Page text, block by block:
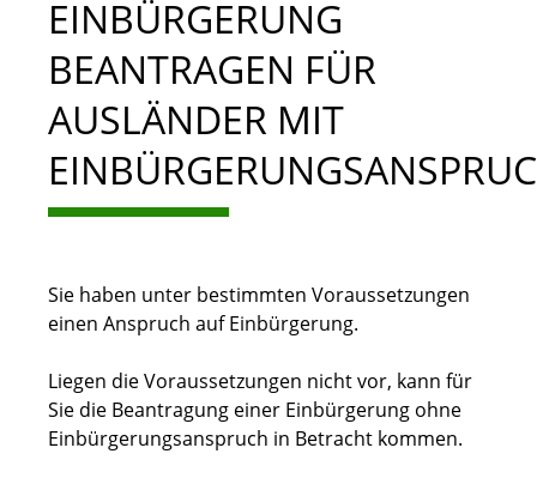
EINBÜRGERUNG
BEANTRAGEN FÜR
AUSLÄNDER MIT
Sie haben unter bestimmten Voraussetzungen
einen Anspruch auf Einbürgerung.
Liegen die Voraussetzungen nicht vor, kann für
Sie die Beantragung einer Einbürgerung ohne
Einbürgerungsanspruch in Betracht kommen.